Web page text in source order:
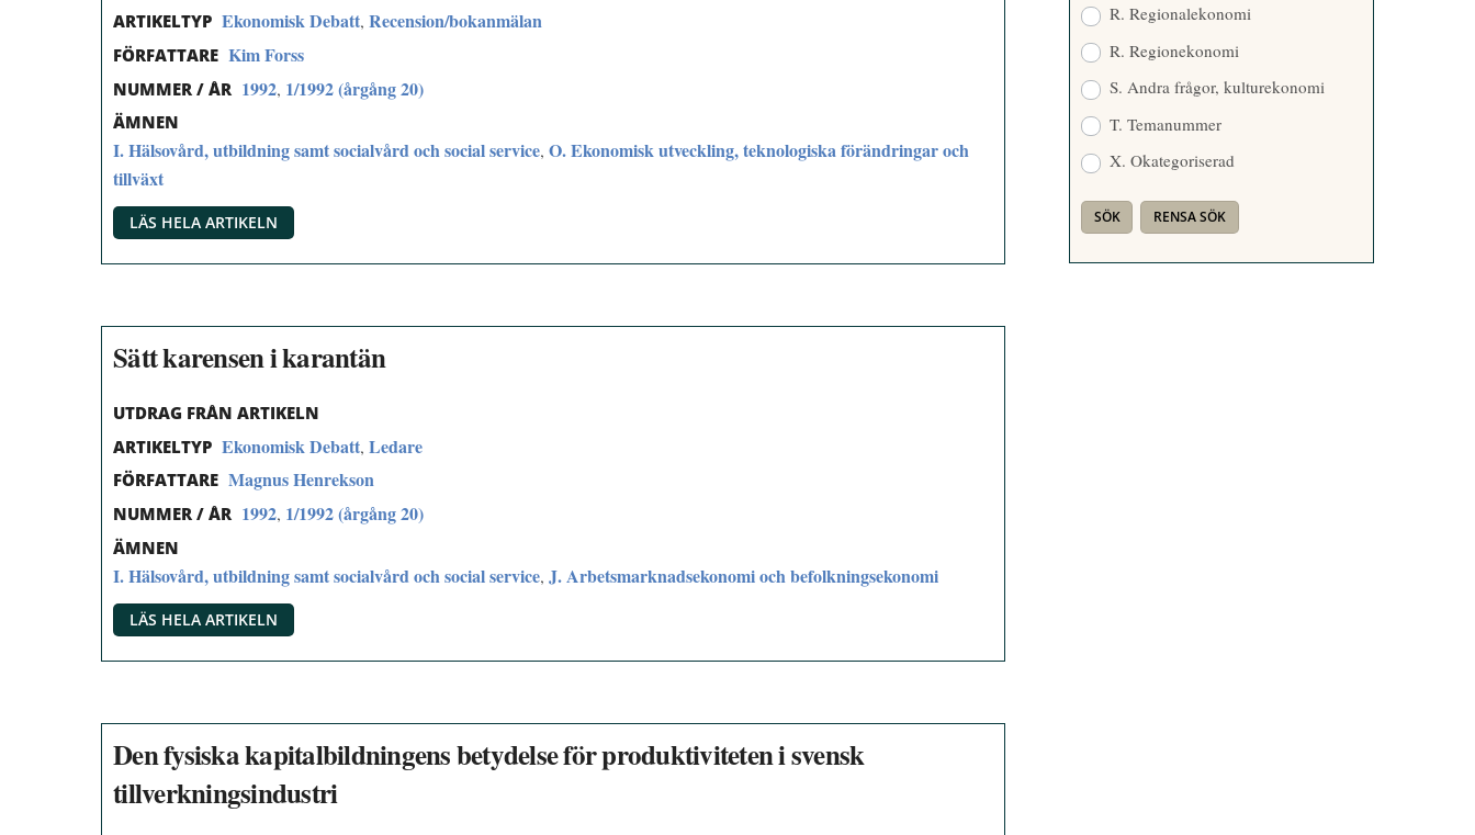
ARTIKELTYP Ekonomisk Debatt, Recension/bokanmälan
FÖRFATTARE Kim Forss
NUMMER / ÅR 1992, 1/1992 (årgång 20)
ÄMNEN
I. Hälsovård, utbildning samt socialvård och social service, O. Ekonomisk utveckling, teknologiska förändringar och
tillväxt
LÄS HELA ARTIKELN
Sätt karensen i karantän
UTDRAG FRÅN ARTIKELN
ARTIKELTYP Ekonomisk Debatt, Ledare
FÖRFATTARE Magnus Henrekson
NUMMER / ÅR 1992, 1/1992 (årgång 20)
ÄMNEN
I. Hälsovård, utbildning samt socialvård och social service, J. Arbetsmarknadsekonomi och befolkningsekonomi
LÄS HELA ARTIKELN
Den fysiska kapitalbildningens betydelse för produktiviteten i svensk
tillverkningsindustri
R. Regionalekonomi
R. Regionekonomi
S. Andra frågor, kulturekonomi
T. Temanummer
X. Okategoriserad